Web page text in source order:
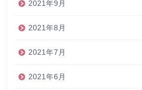
2021年9月
2021年8月
2021年7月
2021年6月